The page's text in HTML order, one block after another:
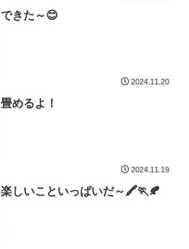
できた～😊
2024.11.20
畳めるよ！
2024.11.19
楽しいこといっぱいだ～🖍🏃🍂